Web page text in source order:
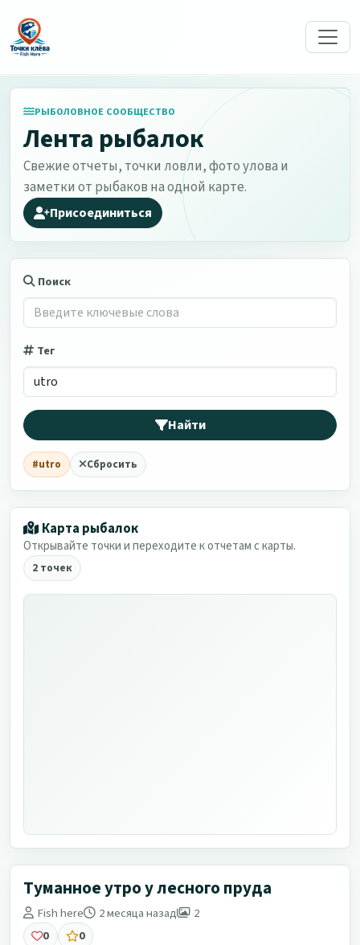
РЫБОЛОВНОЕ СООБЩЕСТВО
Лента рыбалок
Свежие отчеты, точки ловли, фото улова и
заметки от рыбаков на одной карте.
Присоединиться
Поиск
Тег
Найти
#utro Сбросить
Карта рыбалок
Открывайте точки и переходите к отчетам с карты.
2 точек
Туманное утро у лесного пруда
Fish here 2 месяца назад
2
0
0